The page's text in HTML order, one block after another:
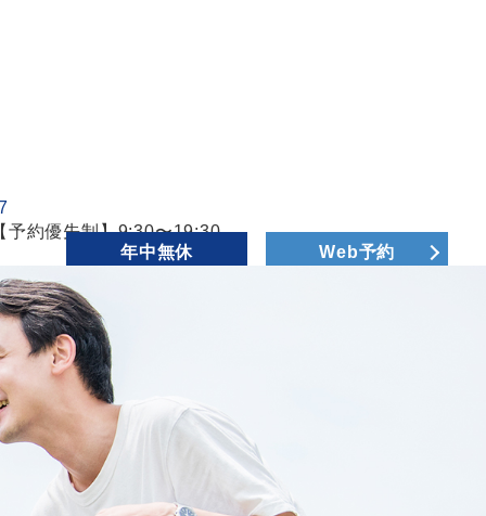
予約優先制】9:30〜19:30
年中無休
Web予約